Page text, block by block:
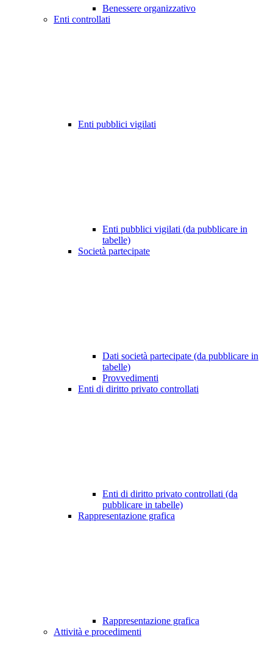
Benessere organizzativo
Enti controllati
Enti pubblici vigilati
Enti pubblici vigilati (da pubblicare in
tabelle)
Società partecipate
Dati società partecipate (da pubblicare in
tabelle)
Provvedimenti
Enti di diritto privato controllati
Enti di diritto privato controllati (da
pubblicare in tabelle)
Rappresentazione grafica
Rappresentazione grafica
Attività e procedimenti